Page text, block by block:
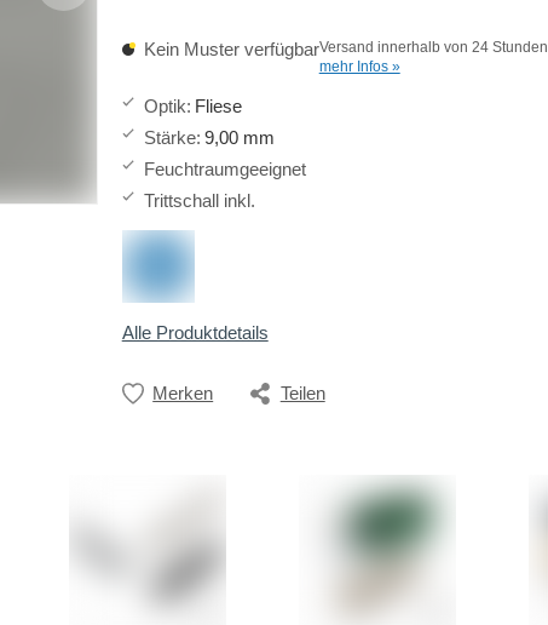
Kein Muster verfügbarVersand innerhalb von 24 Stunden
mehr Infos »
Optik: Fliese
Stärke: 9,00 mm
Feuchtraumgeeignet
Trittschall inkl.
Alle Produktdetails
Merken Teilen